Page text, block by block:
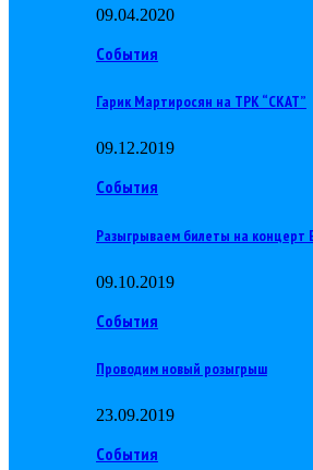
09.04.2020
События
Гарик Мартиросян на ТРК “СКАТ”
09.12.2019
События
Разыгрываем билеты на концерт
09.10.2019
События
Проводим новый розыгрыш
23.09.2019
События